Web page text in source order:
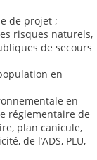
de projet ;
risques naturels,
de secours
en
en
réglementaire de
plan canicule,
de l’ADS, PLU,